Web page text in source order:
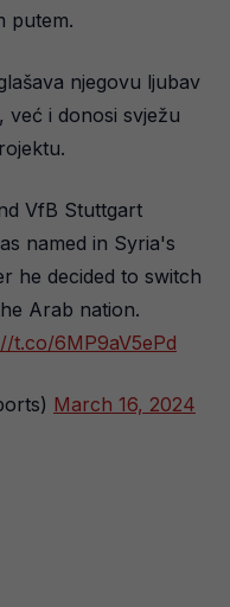
putem.
njegovu ljubav
već i donosi svježu
VfB Stuttgart
named in Syria's
he decided to switch
Arab nation.
t.co/6MP9aV5ePd
March 16, 2024